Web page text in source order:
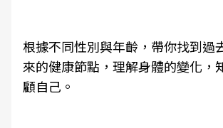
根據不同性別與年齡，帶你找到過
來的健康節點，理解身體的變化，
顧自己。